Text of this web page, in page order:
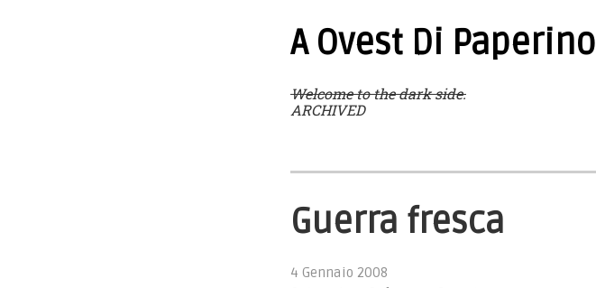
A Ovest Di Paperino
Welcome to the dark side.
ARCHIVED
Guerra fresca
4 Gennaio 2008